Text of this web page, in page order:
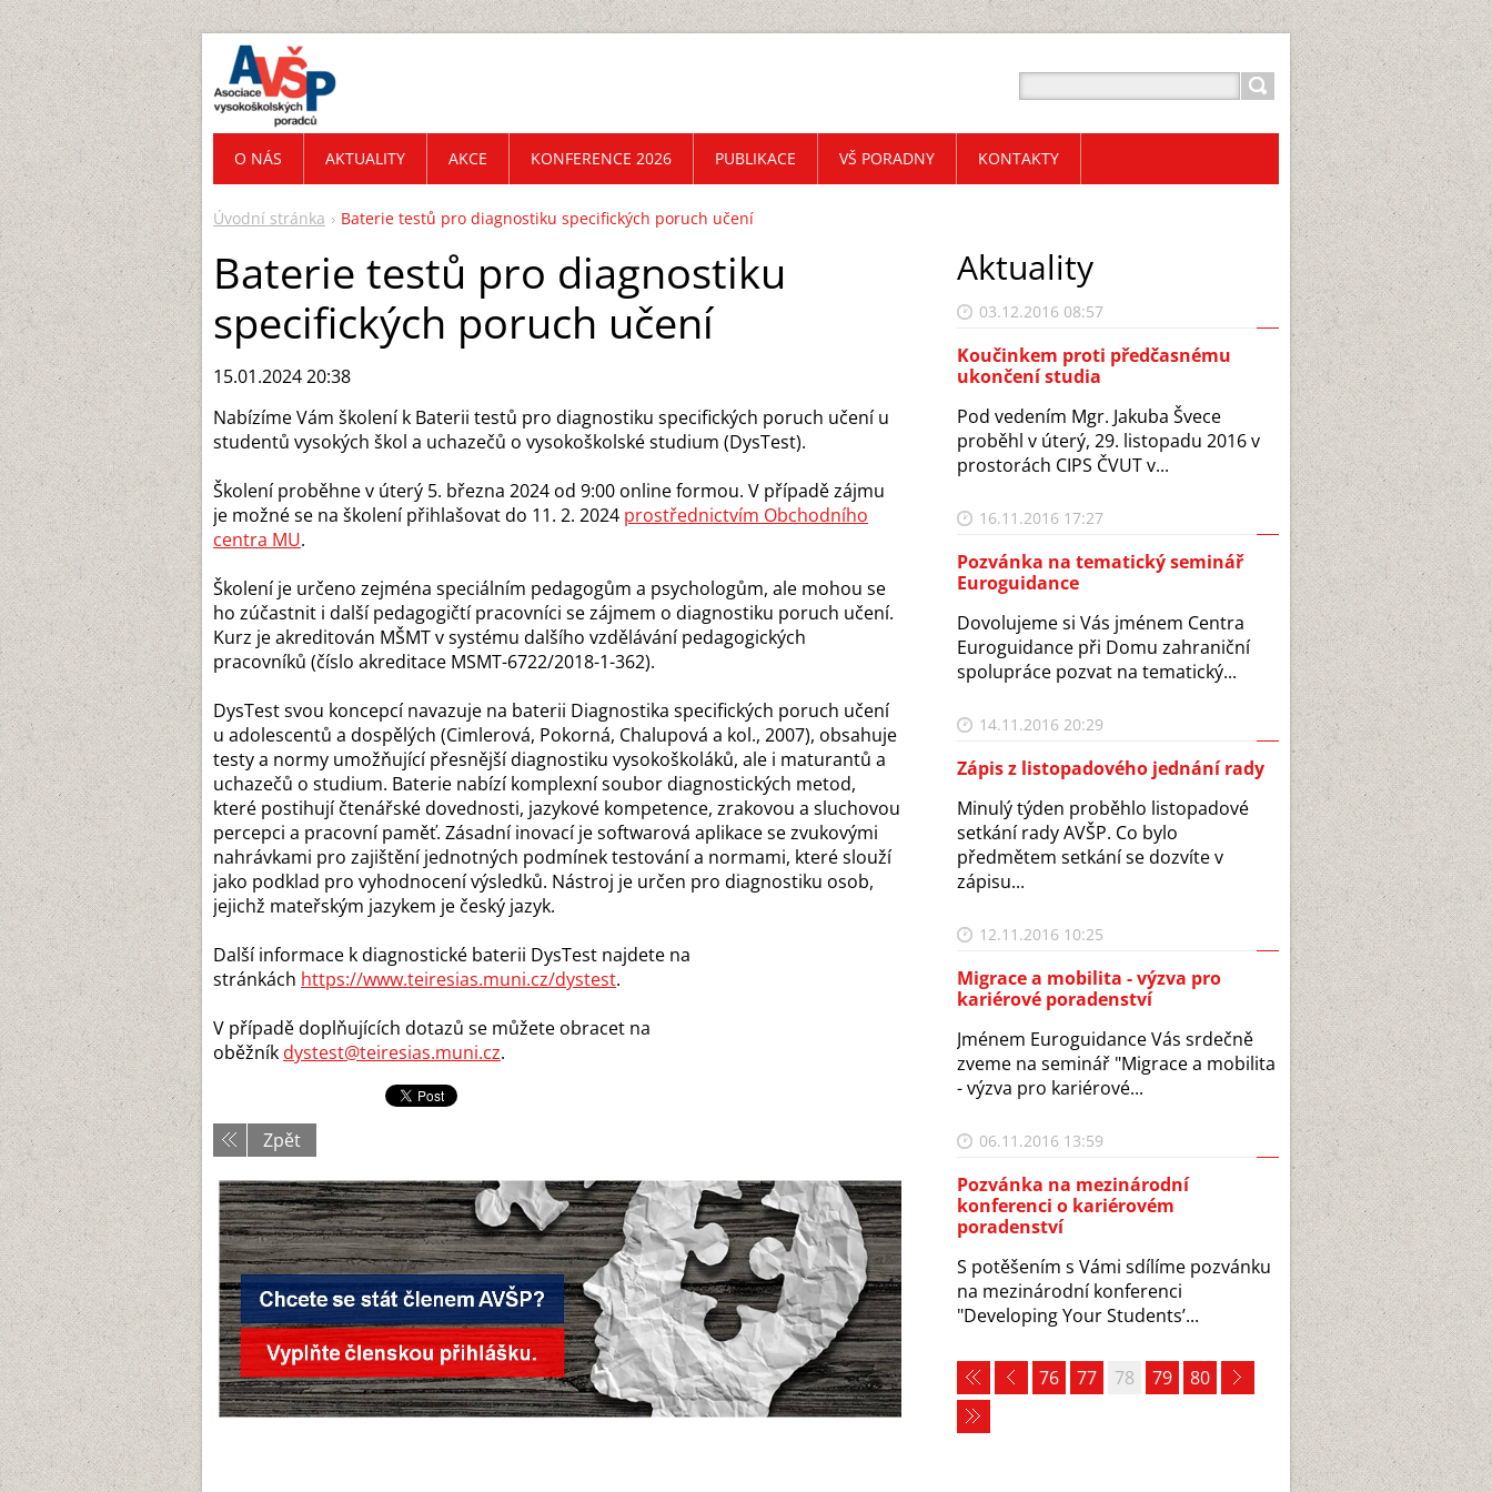
Úvodní stránka Baterie testů pro diagnostiku specifických poruch učení
Baterie testů pro diagnostiku
specifických poruch učení
15.01.2024 20:38
Nabízíme Vám školení k Baterii testů pro diagnostiku specifických poruch učení u
studentů vysokých škol a uchazečů o vy­sokoškolské studium (DysTest).
Školení proběhne v úterý 5. března 2024 od 9:00 online formou. V případě zájmu
je možné se na školení přihlašovat do 11. 2. 2024 prostřednictvím Obchodního
centra MU.
Školení je určeno zejména speciálním pedagogům a psychologům, ale mohou se
ho zúčastnit i další pedagogičtí pracovníci se zájmem o diagnostiku poruch učení.
Kurz je akreditován MŠMT v systému dalšího vzdělávání pedagogických
pracovníků (číslo akreditace MSMT-6722/2018-1-362).
DysTest svou koncepcí navazuje na baterii Diagnostika specifických poruch učení
u adolescentů a dospělých (Cimlerová, Pokorná, Chalupová a kol., 2007), obsahuje
testy a normy umožňující přesnější diagnostiku vysokoškoláků, ale i maturantů a
uchazečů o studium. Baterie nabízí komplexní soubor diagnostických metod,
které postihují čtenářské dovednosti, jazykové kompetence, zrakovou a sluchovou
percepci a pracovní paměť. Zásadní inovací je softwarová aplikace se zvukovými
nahrávkami pro zajištění jednotných podmínek testování a normami, které slouží
jako podklad pro vyhodnocení výsledků. Nástroj je určen pro diagnostiku osob,
jejichž mateřským jazykem je český jazyk.
Další informace k diagnostické baterii DysTest najdete na
stránkách https://www.teiresias.muni.cz/dystest.
V případě doplňujících dotazů se můžete obracet na
oběžník dystest@teiresias.muni.cz.
Zpět
Aktuality
03.12.2016 08:57
Koučinkem proti předčasnému
ukončení studia
Pod vedením Mgr. Jakuba Švece
proběhl v úterý, 29. listopadu 2016 v
prostorách CIPS ČVUT v...
16.11.2016 17:27
Pozvánka na tematický seminář
Euroguidance
Dovolujeme si Vás jménem Centra
Euroguidance při Domu zahraniční
spolupráce pozvat na tematický...
14.11.2016 20:29
Zápis z listopadového jednání rady
Minulý týden proběhlo listopadové
setkání rady AVŠP. Co bylo
předmětem setkání se dozvíte v
zápisu...
12.11.2016 10:25
Migrace a mobilita - výzva pro
kariérové poradenství
Jménem Euroguidance Vás srdečně
zveme na seminář "Migrace a mobilita
- výzva pro kariérové...
06.11.2016 13:59
Pozvánka na mezinárodní
konferenci o kariérovém
poradenství
S potěšením s Vámi sdílíme pozvánku
na mezinárodní konferenci
"Developing Your Students’...
76 77 78 79 80
O NÁS AKTUALITY AKCE KONFERENCE 2026 PUBLIKACE VŠ PORADNY KONTAKTY